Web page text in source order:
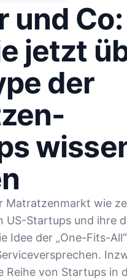
und Co:
jetzt
der
Matratzenmarkt wie
US-Startups und ihre
Idee der „One-Fits-
Reihe von Startups in